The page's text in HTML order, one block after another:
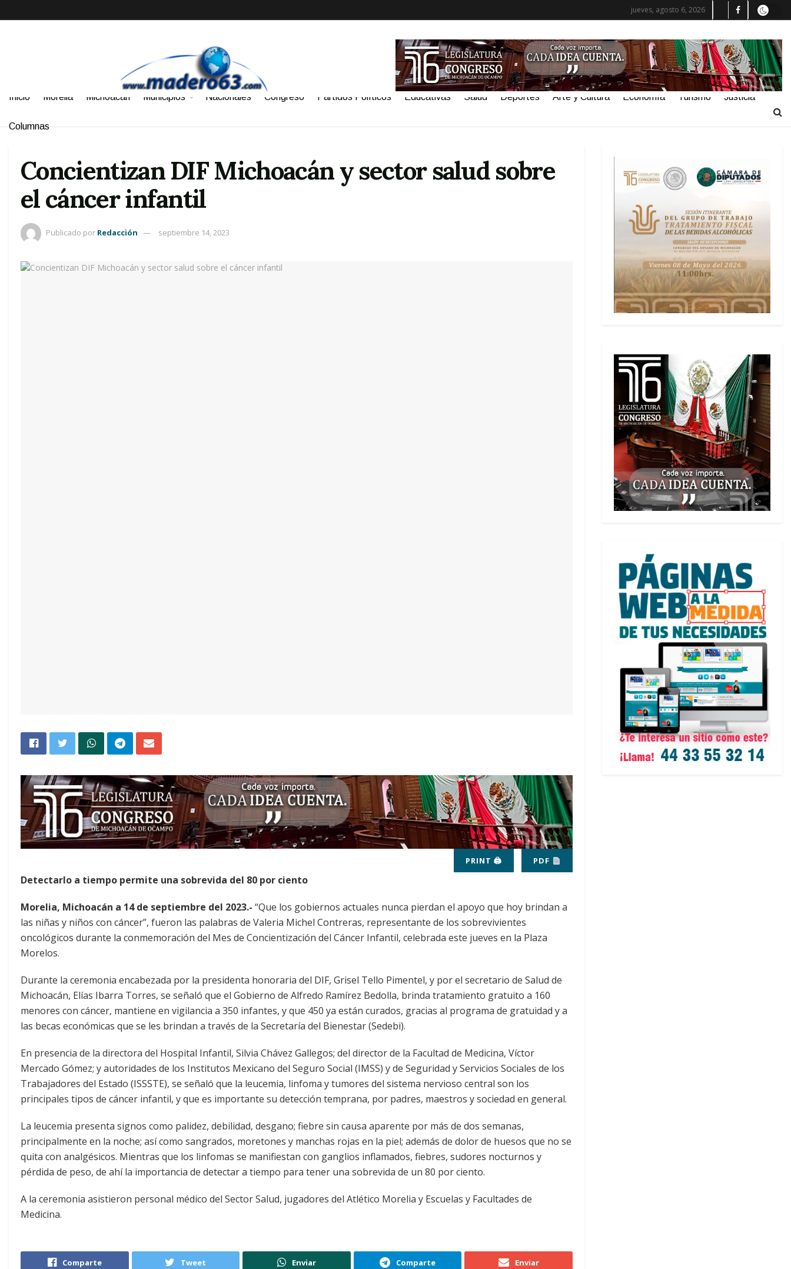
jueves, agosto 6, 2026
Inicio Morelia Michoacán Municipios Nacionales Congreso Partidos Políticos Educativas Salud Deportes Arte y Cultura Economía Turismo Justicia
Columnas
Concientizan DIF Michoacán y sector salud sobre
el cáncer infantil
Publicado por Redacción septiembre 14, 2023
PRINT 🖨 PDF
Detectarlo a tiempo permite una sobrevida del 80 por ciento
Morelia, Michoacán a 14 de septiembre del 2023.- “Que los gobiernos actuales nunca pierdan el apoyo que hoy brindan a
las niñas y niños con cáncer”, fueron las palabras de Valeria Michel Contreras, representante de los sobrevivientes
oncológicos durante la conmemoración del Mes de Concientización del Cáncer Infantil, celebrada este jueves en la Plaza
Morelos.
Durante la ceremonia encabezada por la presidenta honoraria del DIF, Grisel Tello Pimentel, y por el secretario de Salud de
Michoacán, Elías Ibarra Torres, se señaló que el Gobierno de Alfredo Ramírez Bedolla, brinda tratamiento gratuito a 160
menores con cáncer, mantiene en vigilancia a 350 infantes, y que 450 ya están curados, gracias al programa de gratuidad y a
las becas económicas que se les brindan a través de la Secretaría del Bienestar (Sedebi).
En presencia de la directora del Hospital Infantil, Silvia Chávez Gallegos; del director de la Facultad de Medicina, Víctor
Mercado Gómez; y autoridades de los Institutos Mexicano del Seguro Social (IMSS) y de Seguridad y Servicios Sociales de los
Trabajadores del Estado (ISSSTE), se señaló que la leucemia, linfoma y tumores del sistema nervioso central son los
principales tipos de cáncer infantil, y que es importante su detección temprana, por padres, maestros y sociedad en general.
La leucemia presenta signos como palidez, debilidad, desgano; fiebre sin causa aparente por más de dos semanas,
principalmente en la noche; así como sangrados, moretones y manchas rojas en la piel; además de dolor de huesos que no se
quita con analgésicos. Mientras que los linfomas se manifiestan con ganglios inflamados, fiebres, sudores nocturnos y
pérdida de peso, de ahí la importancia de detectar a tiempo para tener una sobrevida de un 80 por ciento.
A la ceremonia asistieron personal médico del Sector Salud, jugadores del Atlético Morelia y Escuelas y Facultades de
Medicina.
Comparte Tweet Enviar Comparte Enviar